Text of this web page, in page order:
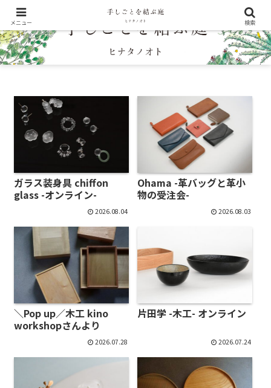
ガラス装身具 chiffon
glass -オンライン-
2026.08.04
Ohama -革バッグと革小
物の受注会-
2026.08.03
＼Pop up／木工 kino
workshopさんより
2026.07.28
片田学 -木工- オンライン
2026.07.24
メニュー 検索